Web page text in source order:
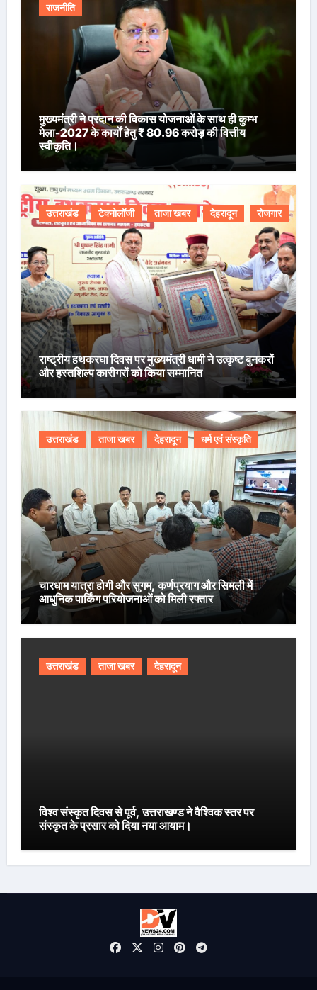
राजनीति
मुख्यमंत्री ने प्रदान की विकास योजनाओं के साथ ही कुम्भ
मेला-2027 के कार्यों हेतु ₹ 80.96 करोड़ की वित्तीय
स्वीकृति।
उत्तराखंड टेक्नोलॉजी ताजा खबर देहरादून रोजगार
राष्ट्रीय हथकरघा दिवस पर मुख्यमंत्री धामी ने उत्कृष्ट बुनकरों
और हस्तशिल्प कारीगरों को किया सम्मानित
उत्तराखंड ताजा खबर देहरादून धर्म एवं संस्कृति
चारधाम यात्रा होगी और सुगम, कर्णप्रयाग और सिमली में
आधुनिक पार्किंग परियोजनाओं को मिली रफ्तार
उत्तराखंड ताजा खबर देहरादून
विश्व संस्कृत दिवस से पूर्व, उत्तराखण्ड ने वैश्विक स्तर पर
संस्कृत के प्रसार को दिया नया आयाम।